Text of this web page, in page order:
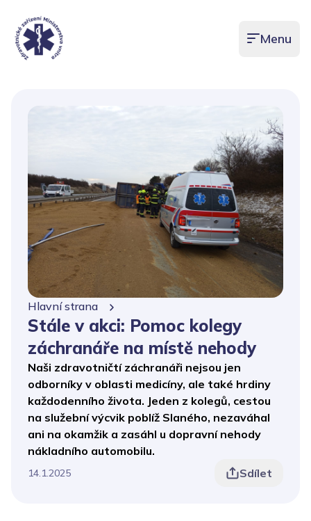
Otevřít
Menu
Hlavní strana
Stále v akci: Pomoc kolegy
záchranáře na místě nehody
Naši zdravotničtí záchranáři nejsou jen
odborníky v oblasti medicíny, ale také hrdiny
každodenního života. Jeden z kolegů, cestou
na služební výcvik poblíž Slaného, nezaváhal
ani na okamžik a zasáhl u dopravní nehody
nákladního automobilu.
14.1.2025 Sdílet